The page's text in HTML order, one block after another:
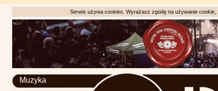
Serwis używa cookies. Wyrażasz zgodę na używanie
Muzyka